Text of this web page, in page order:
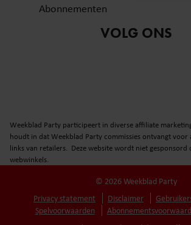
Abonnementen
VOLG ONS
Weekblad Party participeert in diverse affiliate
houdt in dat Weekblad Party commissies ontvangt voor
links van retailers. Deze website wordt niet gesponsord
webwinkels.
© 2026 Weekblad Party
Privacy statement
Disclaimer
Spelvoorwaarden